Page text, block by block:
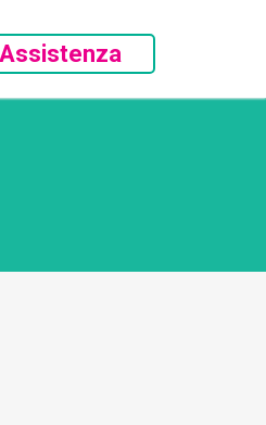
Assistenza